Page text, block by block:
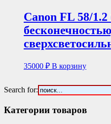
Canon FL 58/1.2
35000 ₽ В корзину
Search for:
Категории товаров